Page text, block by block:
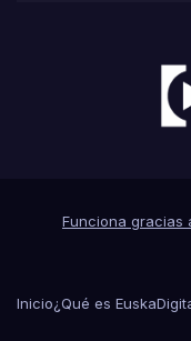
Funciona gracias
Inicio¿Qué es